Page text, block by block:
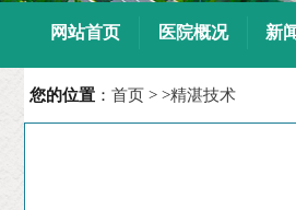
网站首页 医院概况 新
您的位置 ： 首页 > >精湛技术